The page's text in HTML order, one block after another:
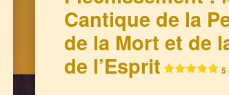
Cantique de la
de la Mort et de
de l’Esprit
5